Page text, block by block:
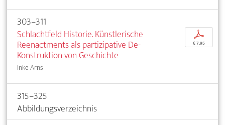
303–311
Schlachtfeld Historie. Künstlerische
Reenactments als partizipative De-
Konstruktion von Geschichte
Inke Arns
p
€ 7,95
315–325
Abbildungsverzeichnis